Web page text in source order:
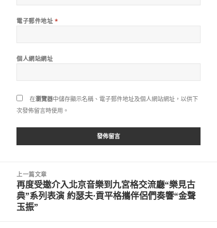
電子郵件地址 *
個人網站網址
在瀏覽器中儲存顯示名稱、電子郵件地址及個人網站網址，以供下
次發佈留言時使用。
上一篇文章
上
一
篇
再度受邀介入北京音樂到九宮格交流廳“樂見古
典”系列表演 約瑟夫·貢平格攜伴侶們奏響“金聲
玉振”